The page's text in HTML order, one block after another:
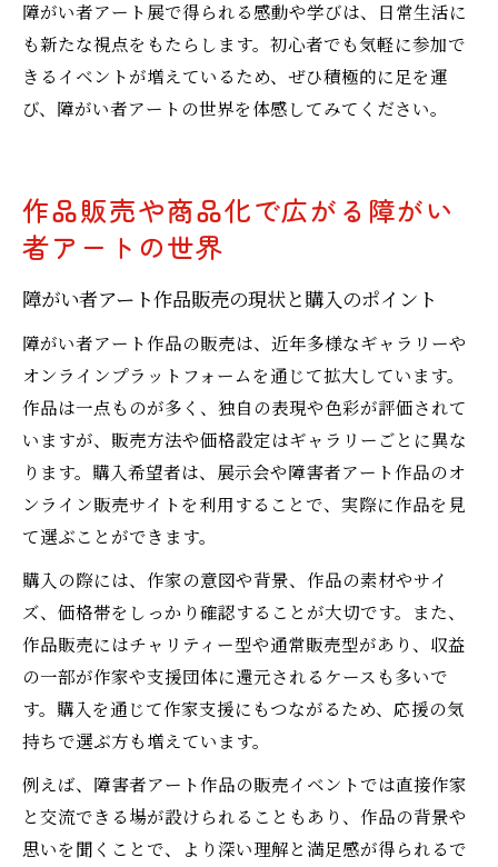
障がい者アート展で得られる感動や学びは、日常生活に
も新たな視点をもたらします。初心者でも気軽に参加で
きるイベントが増えているため、ぜひ積極的に足を運
び、障がい者アートの世界を体感してみてください。
作品販売や商品化で広がる障がい
者アートの世界
障がい者アート作品販売の現状と購入のポイント
障がい者アート作品の販売は、近年多様なギャラリーや
オンラインプラットフォームを通じて拡大しています。
作品は一点ものが多く、独自の表現や色彩が評価されて
いますが、販売方法や価格設定はギャラリーごとに異な
ります。購入希望者は、展示会や障害者アート作品のオ
ンライン販売サイトを利用することで、実際に作品を見
て選ぶことができます。
購入の際には、作家の意図や背景、作品の素材やサイ
ズ、価格帯をしっかり確認することが大切です。また、
作品販売にはチャリティー型や通常販売型があり、収益
の一部が作家や支援団体に還元されるケースも多いで
す。購入を通じて作家支援にもつながるため、応援の気
持ちで選ぶ方も増えています。
例えば、障害者アート作品の販売イベントでは直接作家
と交流できる場が設けられることもあり、作品の背景や
思いを聞くことで、より深い理解と満足感が得られるで